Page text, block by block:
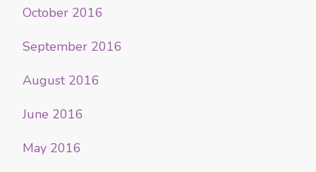
October 2016
September 2016
August 2016
June 2016
May 2016